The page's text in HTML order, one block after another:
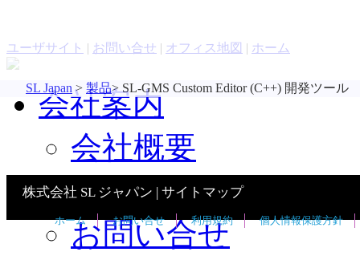
ユーザサイト | お問い合せ | オフィス地図 | ホーム
会社案内
会社概要
オフィス地図
お問い合せ
SL Japan > 製品> SL-GMS Custom Editor (C++) 開発ツール
株式会社 SL ジャパン | サイトマップ
ホーム お問い合せ 利用規約 個人情報保護方針